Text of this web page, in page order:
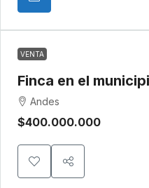
VENTA
Finca en el
Andes
$400.000.000